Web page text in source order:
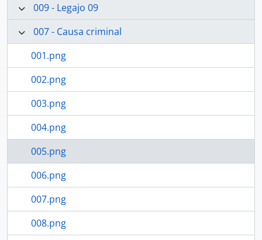
009 - Legajo 09
007 - Causa criminal
001.png
002.png
003.png
004.png
005.png
006.png
007.png
008.png